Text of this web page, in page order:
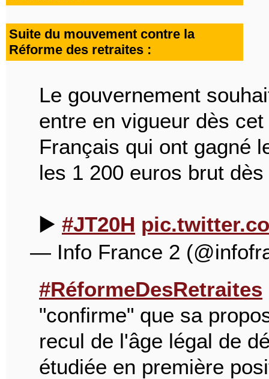
Suite du mouvement contre la
Réforme des retraites :
Le gouvernement
entre en vigueur dès
Français qui ont gagné
les 1 200 euros brut
▶️ #JT20H
— Info France 2
#RéformeDesRetraites
"confirme" que sa
recul de l'âge légal de
étudiée en première